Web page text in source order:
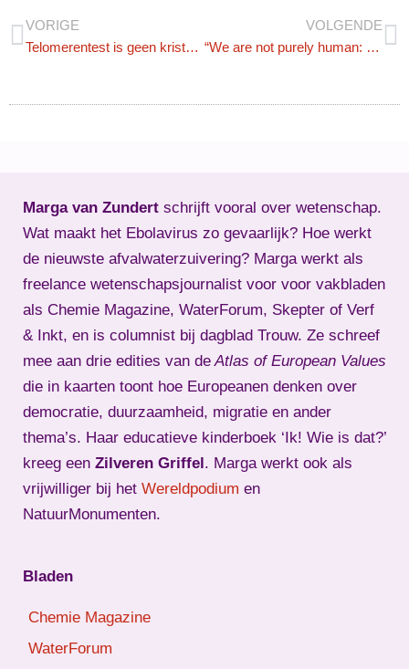
VORIGE
Telomerentest is geen kristallen bol
VOLGENDE
“We are not purely human: we live in symbiosis”
Marga van Zundert schrijft vooral over wetenschap.
Wat maakt het Ebolavirus zo gevaarlijk? Hoe werkt
de nieuwste afvalwaterzuivering? Marga werkt als
freelance wetenschapsjournalist voor voor vakbladen
als Chemie Magazine, WaterForum, Skepter of Verf
& Inkt, en is columnist bij dagblad Trouw. Ze schreef
mee aan drie edities van deAtlas of European Values
die in kaarten toont hoe Europeanen denken over
democratie, duurzaamheid, migratie en ander
thema’s. Haar educatieve kinderboek ‘Ik! Wie is dat?’
kreeg een Zilveren Griffel . Marga werkt ook als
vrijwilliger bij het Wereldpodium en
NatuurMonumenten.
Bladen
Chemie Magazine
WaterForum